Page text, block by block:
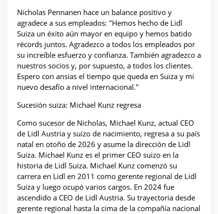
Nicholas Pennanen hace un balance positivo y
agradece a sus empleados: "Hemos hecho de Lidl
Suiza un éxito aún mayor en equipo y hemos batido
récords juntos. Agradezco a todos los empleados por
su increíble esfuerzo y confianza. También agradezco a
nuestros socios y, por supuesto, a todos los clientes.
Espero con ansias el tiempo que queda en Suiza y mi
nuevo desafío a nivel internacional."
Sucesión suiza: Michael Kunz regresa
Como sucesor de Nicholas, Michael Kunz, actual CEO
de Lidl Austria y suizo de nacimiento, regresa a su país
natal en otoño de 2026 y asume la dirección de Lidl
Suiza. Michael Kunz es el primer CEO suizo en la
historia de Lidl Suiza. Michael Kunz comenzó su
carrera en Lidl en 2011 como gerente regional de Lidl
Suiza y luego ocupó varios cargos. En 2024 fue
ascendido a CEO de Lidl Austria. Su trayectoria desde
gerente regional hasta la cima de la compañía nacional